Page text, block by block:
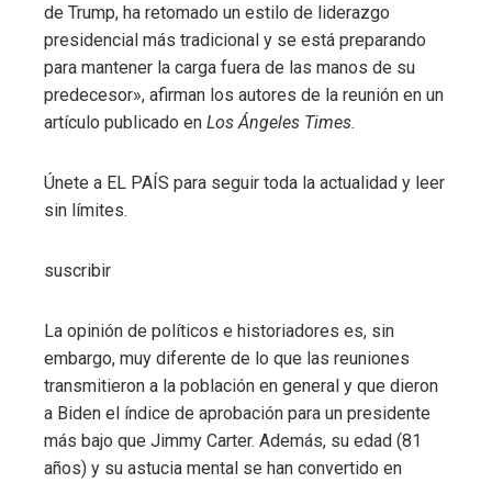
de Trump, ha retomado un estilo de liderazgo
presidencial más tradicional y se está preparando
para mantener la carga fuera de las manos de su
predecesor», afirman los autores de la reunión en un
artículo publicado en Los Ángeles Times.
Únete a EL PAÍS para seguir toda la actualidad y leer
sin límites.
suscribir
La opinión de políticos e historiadores es, sin
embargo, muy diferente de lo que las reuniones
transmitieron a la población en general y que dieron
a Biden el índice de aprobación para un presidente
más bajo que Jimmy Carter. Además, su edad (81
años) y su astucia mental se han convertido en